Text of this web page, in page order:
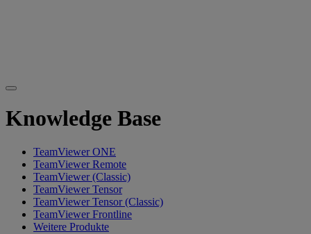
Knowledge Base
TeamViewer ONE
TeamViewer Remote
TeamViewer (Classic)
TeamViewer Tensor
TeamViewer Tensor (Classic)
TeamViewer Frontline
Weitere Produkte